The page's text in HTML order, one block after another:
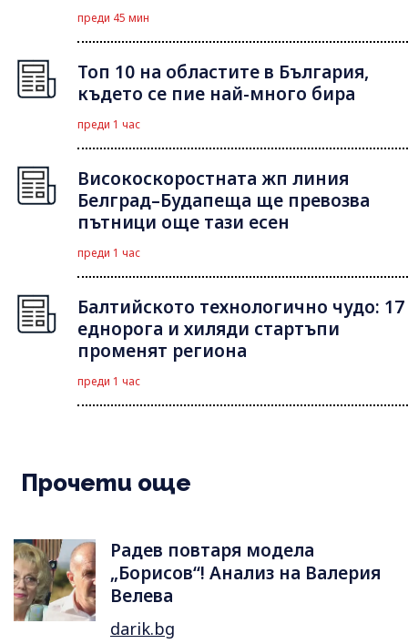
преди 45 мин
Топ 10 на областите в България,
където се пие най-много бира
преди 1 час
Високоскоростната жп линия
Белград–Будапеща ще превозва
пътници още тази есен
преди 1 час
Балтийското технологично чудо: 17
еднорога и хиляди стартъпи
променят региона
преди 1 час
Прочети още
Радев повтаря модела
„Борисов“! Анализ на Валерия
Велева
darik.bg